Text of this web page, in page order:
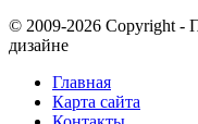
© 2009-2026 Copyright -
дизайне
Главная
Карта сайта